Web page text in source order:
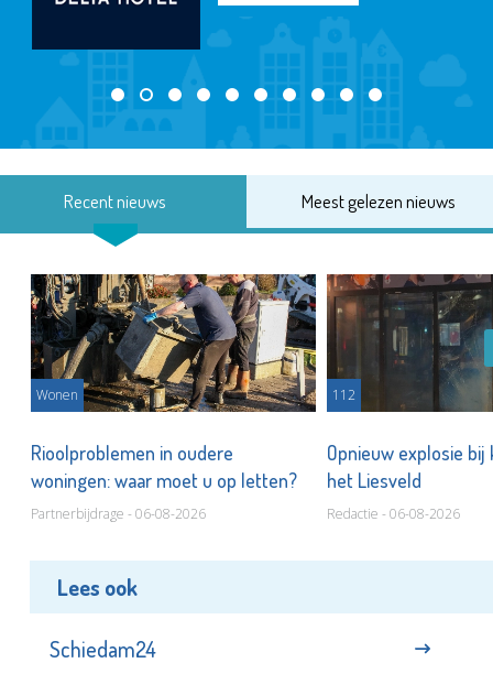
Recent nieuws Meest gelezen nieuws
Wonen
Rioolproblemen in oudere
woningen: waar moet u op letten?
Partnerbijdrage - 06-08-2026
112
Opnieuw explosie bij
het Liesveld
Redactie - 06-08-2026
Lees ook
Schiedam24